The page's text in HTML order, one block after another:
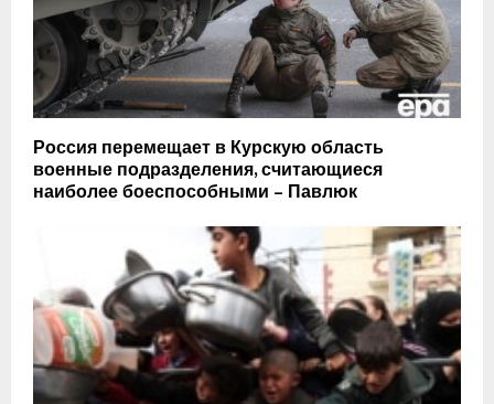
Россия перемещает в Курскую область
военные подразделения, считающиеся
наиболее боеспособными – Павлюк